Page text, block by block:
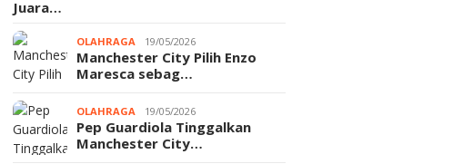
Juara…
OLAHRAGA 19/05/2026
Manchester City Pilih Enzo
Maresca sebag…
OLAHRAGA 19/05/2026
Pep Guardiola Tinggalkan
Manchester City…